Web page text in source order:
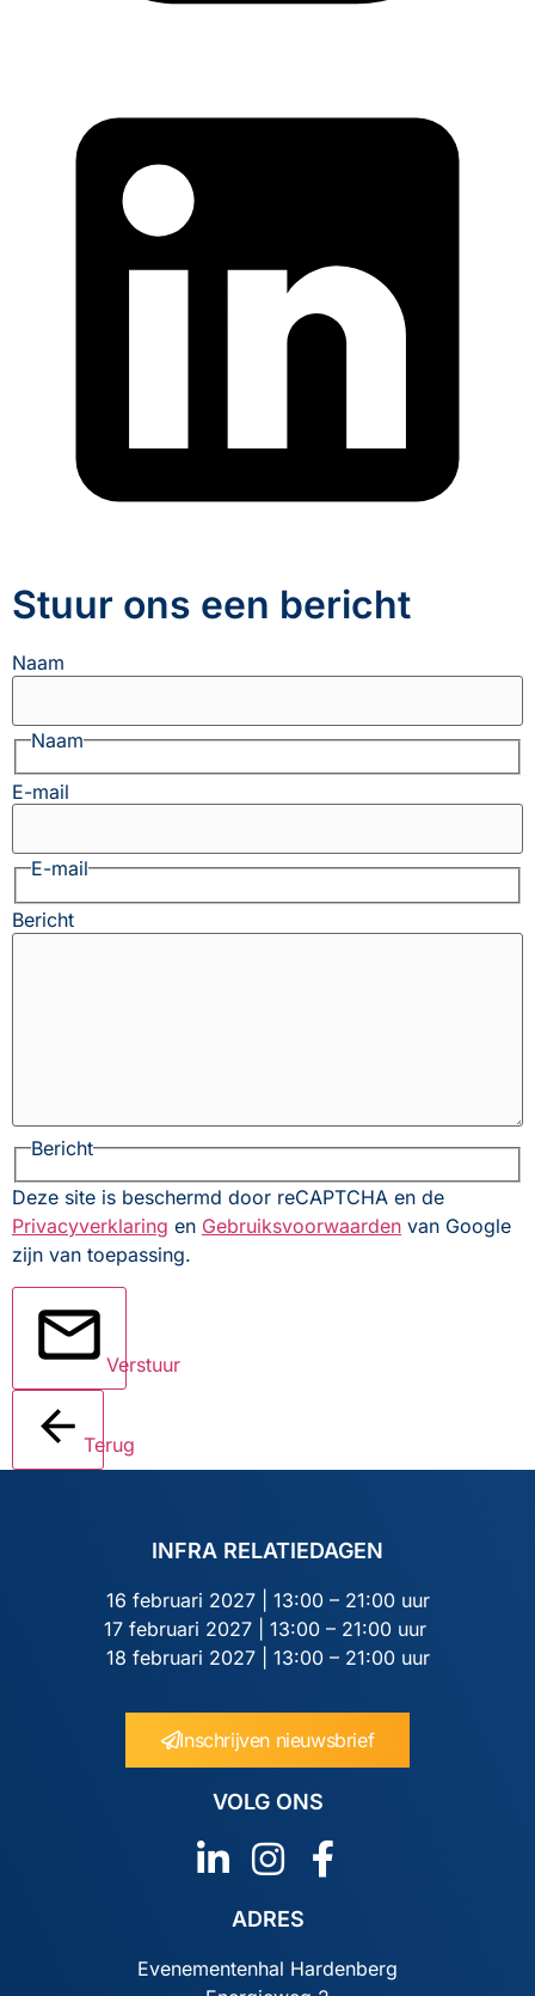
Stuur ons een bericht
Naam
Naam
E-mail
E-mail
Bericht
Bericht
Deze site is beschermd door reCAPTCHA en de
Privacyverklaring en Gebruiksvoorwaarden van Google
zijn van toepassing.
Verstuur
Terug
INFRA RELATIEDAGEN
16 februari 2027 | 13:00 – 21:00 uur
17 februari 2027 | 13:00 – 21:00 uur
18 februari 2027 | 13:00 – 21:00 uur
Inschrijven nieuwsbrief
VOLG ONS
ADRES
Evenementenhal Hardenberg